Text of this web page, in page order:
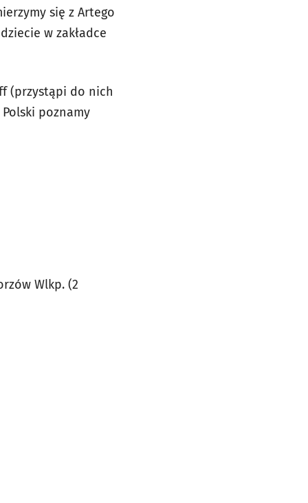
się z Artego
w zakładce
(przystąpi do nich
poznamy
Wlkp. (2